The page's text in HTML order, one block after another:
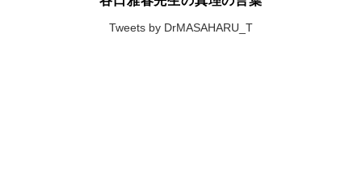
Tweets by DrMASAHARU_T